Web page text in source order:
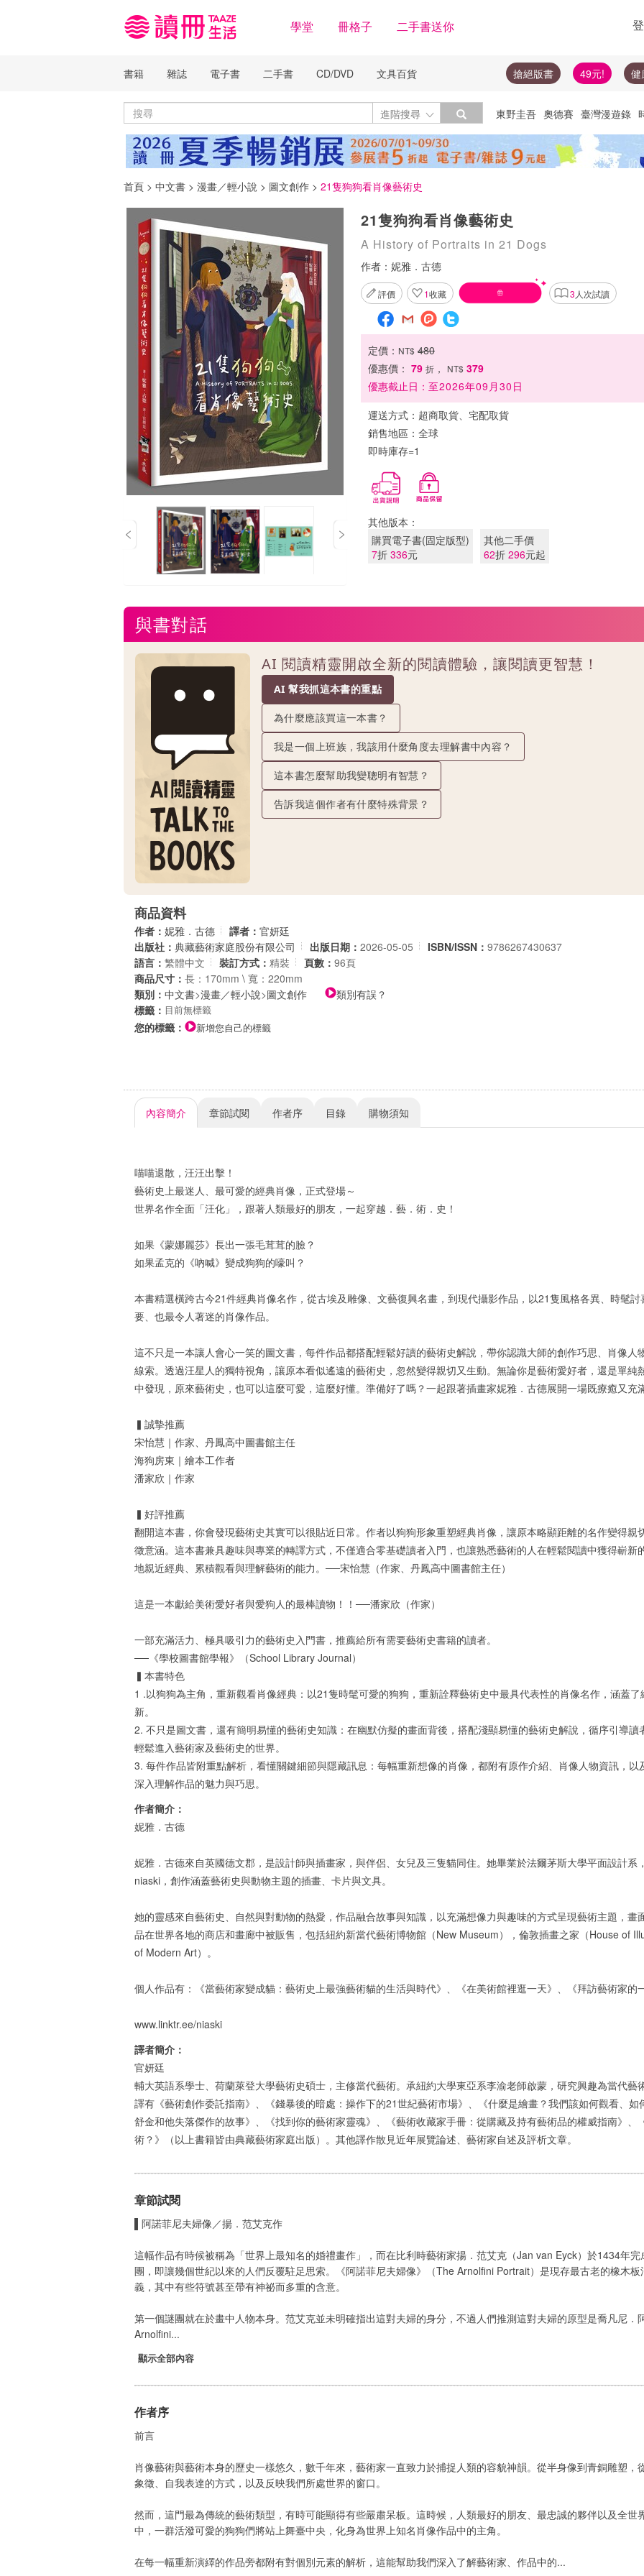
學堂 冊格子 二手書送你
書籍 雜誌 電子書 二手書 CD/DVD 文具百貨 搶絕版書 49元! 健
進階搜尋 Toggle Dropdown東野圭吾 奧德賽 臺灣漫遊錄
首頁 > 中文書 > 漫畫／輕小說 > 圖文創作 > 21隻狗狗看肖像藝術史
Previous
21隻狗狗看肖像藝術史
A History of Portraits in 21 Dogs
作者： 妮雅．古德
評價 1收藏 3 人次試讀
定價： NT$ 480
優惠價： 79 折 ， NT$ 379
優惠截止日： 至2026年09月30日
運送方式： 超商取貨、宅配取貨
銷售地區： 全球
即時庫存=1
其他版本：
購買電子書(固定版型)
7折 336元
其他二手價
62折 296元起
與書對話
AI 閱讀精靈開啟全新的閱讀體驗，讓閱讀更智慧！
AI 幫我抓這本書的重點
為什麼應該買這一本書？
我是一個上班族，我該用什麼角度去理解書中內容？
這本書怎麼幫助我變聰明有智慧？
告訴我這個作者有什麼特殊背景？
商品資料
作者： 妮雅．古德 譯者： 官妍廷
出版社： 典藏藝術家庭股份有限公司 出版日期： 2026-05-05 ISBN/ISSN： 9786267430637
語言： 繁體中文 裝訂方式： 精裝 頁數： 96頁
商品尺寸： 長：170mm \ 寬：220mm
類別： 中文書>漫畫／輕小說>圖文創作
類別有誤？
標籤： 目前無標籤
您的標籤： 新增您自己的標籤
內容簡介 章節試閱 作者序 目錄 購物須知
喵喵退散，汪汪出擊！
藝術史上最迷人、最可愛的經典肖像，正式登場～
世界名作全面「汪化」，跟著人類最好的朋友，一起穿越．藝．術．史！
如果《蒙娜麗莎》長出一張毛茸茸的臉？
如果孟克的《吶喊》變成狗狗的嚎叫？
本書精選橫跨古今21件經典肖像名作，從古埃及雕像、文藝復興名畫，到現代攝影作品，以21隻風格各異、時髦
要、也最令人著迷的肖像作品。
這不只是一本讓人會心一笑的圖文書，每件作品都搭配輕鬆好讀的藝術史解說，帶你認識大師的創作巧思、肖像
線索。透過汪星人的獨特視角，讓原本看似遙遠的藝術史，忽然變得親切又生動。無論你是藝術愛好者，還是單
中發現，原來藝術史，也可以這麼可愛，這麼好懂。準備好了嗎？一起跟著插畫家妮雅．古德展開一場既療癒又充
▍誠摯推薦
宋怡慧｜作家、丹鳳高中圖書館主任
海狗房東｜繪本工作者
潘家欣｜作家
▍好評推薦
翻開這本書，你會發現藝術史其實可以很貼近日常。作者以狗狗形象重塑經典肖像，讓原本略顯距離的名作變得
徵意涵。這本書兼具趣味與專業的轉譯方式，不僅適合零基礎讀者入門，也讓熟悉藝術的人在輕鬆閱讀中獲得嶄
地親近經典、累積觀看與理解藝術的能力。──宋怡慧（作家、丹鳳高中圖書館主任）
這是一本獻給美術愛好者與愛狗人的最棒讀物！！──潘家欣（作家）
一部充滿活力、極具吸引力的藝術史入門書，推薦給所有需要藝術史書籍的讀者。
──《學校圖書館學報》（School Library Journal）
▍本書特色
1 .以狗狗為主角，重新觀看肖像經典：以21隻時髦可愛的狗狗，重新詮釋藝術史中最具代表性的肖像名作，涵蓋
新。
2. 不只是圖文書，還有簡明易懂的藝術史知識：在幽默仿擬的畫面背後，搭配淺顯易懂的藝術史解說，循序引導
輕鬆進入藝術家及藝術史的世界。
3. 每件作品皆附重點解析，看懂關鍵細節與隱藏訊息：每幅重新想像的肖像，都附有原作介紹、肖像人物資訊，
深入理解作品的魅力與巧思。
作者簡介：
妮雅．古德
妮雅．古德來自英國德文郡，是設計師與插畫家，與伴侶、女兒及三隻貓同住。她畢業於法爾茅斯大學平面設計
niaski，創作涵蓋藝術史與動物主題的插畫、卡片與文具。
她的靈感來自藝術史、自然與對動物的熱愛，作品融合故事與知識，以充滿想像力與趣味的方式呈現藝術主題，
品在世界各地的商店和畫廊中被販售，包括紐約新當代藝術博物館（New Museum），倫敦插畫之家（House of
of Modern Art）。
個人作品有：《當藝術家變成貓：藝術史上最強藝術貓的生活與時代》、《在美術館裡逛一天》、《拜訪藝術家的
www.linktr.ee/niaski
譯者簡介：
官妍廷
輔大英語系學士、荷蘭萊登大學藝術史碩士，主修當代藝術。承紐約大學東亞系李渝老師啟蒙，研究興趣為當代
譯有《藝術創作委託指南》、《錢暴後的暗處：操作下的21世紀藝術市場》、《什麼是繪畫？我們該如何觀看、
舒金和他失落傑作的故事》、《找到你的藝術家靈魂》、《藝術收藏家手冊：從購藏及持有藝術品的權威指南》、
術？》（以上書籍皆由典藏藝術家庭出版）。其他譯作散見近年展覽論述、藝術家自述及評析文章。
章節試閱
▌阿諾菲尼夫婦像／揚．范艾克作
這幅作品有時候被稱為「世界上最知名的婚禮畫作」，而在比利時藝術家揚．范艾克（Jan van Eyck）於1434年
團，即讓幾個世紀以來的人們反覆駐足思索。《阿諾菲尼夫婦像》（The Arnolfini Portrait）是現存最古老的橡木
義，其中有些符號甚至帶有神祕而多重的含意。
第一個謎團就在於畫中人物本身。范艾克並未明確指出這對夫婦的身分，不過人們推測這對夫婦的原型是喬凡尼
Arnolfini...
顯示全部內容
作者序
前言
肖像藝術與藝術本身的歷史一樣悠久，數千年來，藝術家一直致力於捕捉人類的容貌神韻。從半身像到青銅雕塑
象徵、自我表達的方式，以及反映我們所處世界的窗口。
然而，這門最為傳統的藝術類型，有時可能顯得有些嚴肅呆板。這時候，人類最好的朋友、最忠誠的夥伴以及全
中，一群活潑可愛的狗狗們將站上舞臺中央，化身為世界上知名肖像作品中的主角。
在每一幅重新演繹的作品旁都附有對個別元素的解析，這能幫助我們深入了解藝術家、作品中的...